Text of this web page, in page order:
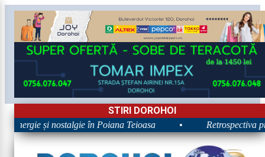
STIRI DOROHOI
și nostalgie în Poiana Teioasa Retrospectiva